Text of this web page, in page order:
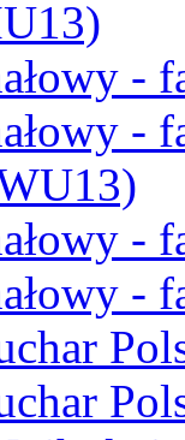
-
-
-
-